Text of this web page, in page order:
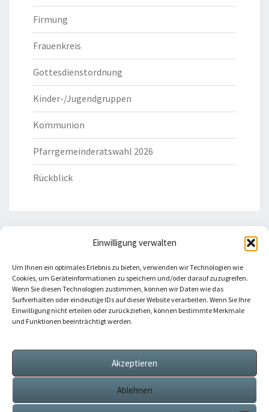
Einwilligung verwalten
Um Ihnen ein optimales Erlebnis zu bieten, verwenden wir Technologien wie
Cookies, um Geräteinformationen zu speichern und/oder darauf zuzugreifen.
Wenn Sie diesen Technologien zustimmen, können wir Daten wie das
Surfverhalten oder eindeutige IDs auf dieser Website verarbeiten. Wenn Sie Ihre
Einwilligung nicht erteilen oder zurückziehen, können bestimmte Merkmale
und Funktionen beeinträchtigt werden.
Akzeptieren
Ablehnen
Firmung
Frauenkreis
Gottesdienstordnung
Kinder-/Jugendgruppen
Kommunion
Pfarrgemeinderatswahl 2026
Rückblick
Bistum Eichstätt
Caritas Verband